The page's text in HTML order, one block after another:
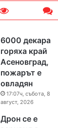
6000 декара
горяха край
Асеновград,
пожарът е
овладян
17:07ч, събота, 8
август, 2026
Дрон се е